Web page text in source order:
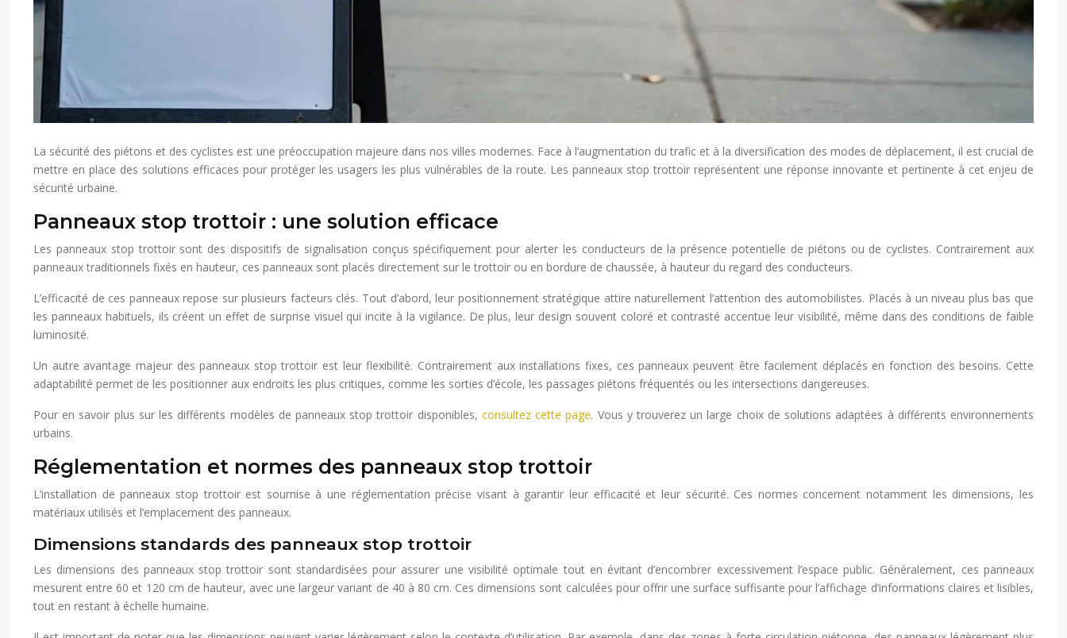
La sécurité des piétons et des cyclistes est une préoccupation majeure dans nos villes modernes. Face à l’augmentation du trafic et à la diversification des modes de déplacement, il est crucial de
mettre en place des solutions efficaces pour protéger les usagers les plus vulnérables de la route. Les panneaux stop trottoir représentent une réponse innovante et pertinente à cet enjeu de
sécurité urbaine.
Panneaux stop trottoir : une solution efficace
Les panneaux stop trottoir sont des dispositifs de signalisation conçus spécifiquement pour alerter les conducteurs de la présence potentielle de piétons ou de cyclistes. Contrairement aux
panneaux traditionnels fixés en hauteur, ces panneaux sont placés directement sur le trottoir ou en bordure de chaussée, à hauteur du regard des conducteurs.
L’efficacité de ces panneaux repose sur plusieurs facteurs clés. Tout d’abord, leur positionnement stratégique attire naturellement l’attention des automobilistes. Placés à un niveau plus bas que
les panneaux habituels, ils créent un effet de surprise visuel qui incite à la vigilance. De plus, leur design souvent coloré et contrasté accentue leur visibilité, même dans des conditions de faible
luminosité.
Un autre avantage majeur des panneaux stop trottoir est leur flexibilité. Contrairement aux installations fixes, ces panneaux peuvent être facilement déplacés en fonction des besoins. Cette
adaptabilité permet de les positionner aux endroits les plus critiques, comme les sorties d’école, les passages piétons fréquentés ou les intersections dangereuses.
Pour en savoir plus sur les différents modèles de panneaux stop trottoir disponibles, consultez cette page. Vous y trouverez un large choix de solutions adaptées à différents environnements
urbains.
Réglementation et normes des panneaux stop trottoir
L’installation de panneaux stop trottoir est soumise à une réglementation précise visant à garantir leur efficacité et leur sécurité. Ces normes concernent notamment les dimensions, les
matériaux utilisés et l’emplacement des panneaux.
Dimensions standards des panneaux stop trottoir
Les dimensions des panneaux stop trottoir sont standardisées pour assurer une visibilité optimale tout en évitant d’encombrer excessivement l’espace public. Généralement, ces panneaux
mesurent entre 60 et 120 cm de hauteur, avec une largeur variant de 40 à 80 cm. Ces dimensions sont calculées pour offrir une surface suffisante pour l’affichage d’informations claires et lisibles,
tout en restant à échelle humaine.